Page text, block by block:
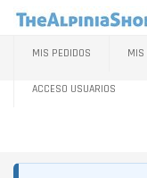
MIS PEDIDOS MIS
ACCESO USUARIOS